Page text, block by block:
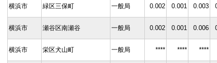
横浜市 緑区三保町 一般局 0.002 0.001 0.003
横浜市 瀬谷区南瀬谷 一般局 0.002 0.001 0.006
横浜市 栄区犬山町 一般局 **** **** ****